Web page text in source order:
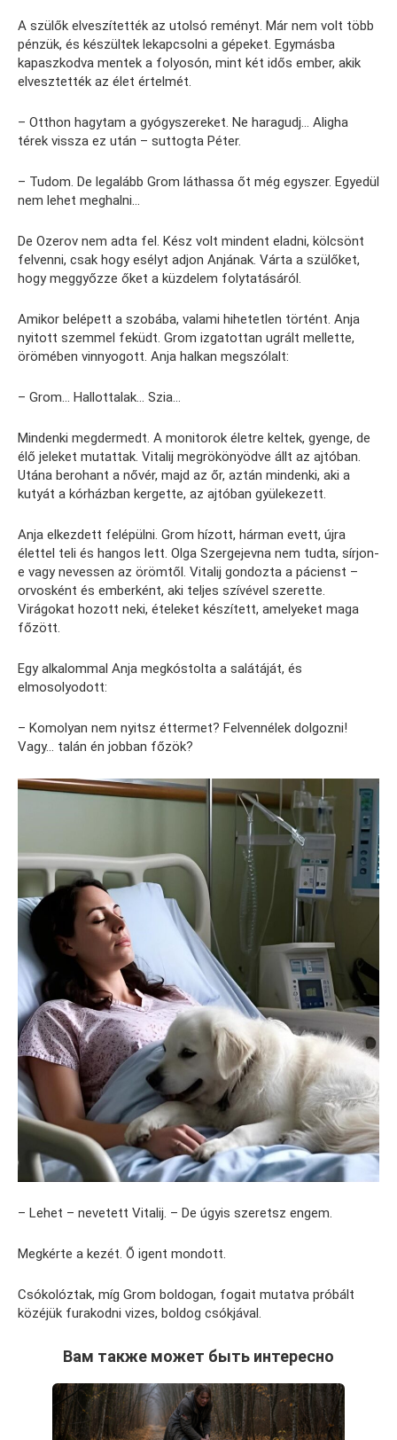
A szülők elveszítették az utolsó reményt. Már nem volt több
pénzük, és készültek lekapcsolni a gépeket. Egymásba
kapaszkodva mentek a folyosón, mint két idős ember, akik
elvesztették az élet értelmét.
– Otthon hagytam a gyógyszereket. Ne haragudj… Aligha
térek vissza ez után – suttogta Péter.
– Tudom. De legalább Grom láthassa őt még egyszer. Egyedül
nem lehet meghalni…
De Ozerov nem adta fel. Kész volt mindent eladni, kölcsönt
felvenni, csak hogy esélyt adjon Anjának. Várta a szülőket,
hogy meggyőzze őket a küzdelem folytatásáról.
Amikor belépett a szobába, valami hihetetlen történt. Anja
nyitott szemmel feküdt. Grom izgatottan ugrált mellette,
örömében vinnyogott. Anja halkan megszólalt:
– Grom… Hallottalak… Szia…
Mindenki megdermedt. A monitorok életre keltek, gyenge, de
élő jeleket mutattak. Vitalij megrökönyödve állt az ajtóban.
Utána berohant a nővér, majd az őr, aztán mindenki, aki a
kutyát a kórházban kergette, az ajtóban gyülekezett.
Anja elkezdett felépülni. Grom hízott, hárman evett, újra
élettel teli és hangos lett. Olga Szergejevna nem tudta, sírjon-
e vagy nevessen az örömtől. Vitalij gondozta a pácienst –
orvosként és emberként, aki teljes szívével szerette.
Virágokat hozott neki, ételeket készített, amelyeket maga
főzött.
Egy alkalommal Anja megkóstolta a salátáját, és
elmosolyodott:
– Komolyan nem nyitsz éttermet? Felvennélek dolgozni!
Vagy… talán én jobban főzök?
– Lehet – nevetett Vitalij. – De úgyis szeretsz engem.
Megkérte a kezét. Ő igent mondott.
Csókolóztak, míg Grom boldogan, fogait mutatva próbált
közéjük furakodni vizes, boldog csókjával.
Вам также может быть интересно